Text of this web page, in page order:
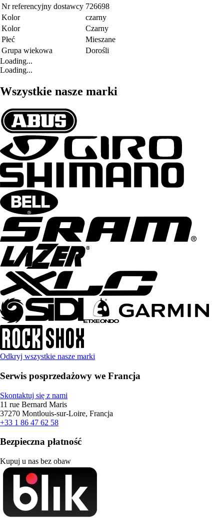
Nr referencyjny dostawcy 726698
Kolor
czarny
Kolor
Czarny
Płeć
Mieszane
Grupa wiekowa
Dorośli
Loading...
Loading...
Wszystkie nasze marki
Odkryj wszystkie nasze marki
Serwis posprzedażowy we Francja
Skontaktuj się z nami
11 rue Bernard Maris
37270 Montlouis-sur-Loire, Francja
+33 1 86 47 62 58
Bezpieczna płatność
Kupuj u nas bez obaw